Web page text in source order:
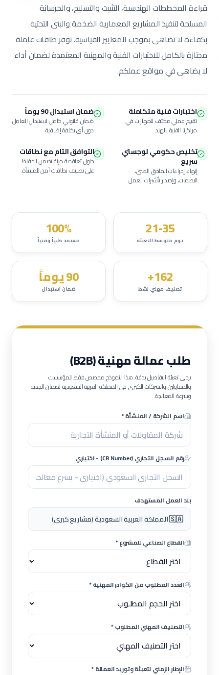
قراءة المخططات الهندسية، التثبيت والتسليح، والخرسانة
المسلحة لتنفيذ المشاريع المعمارية الضخمة والبنى التحتية
بكفاءة لا تضاهى بموجب المعايير القياسية.نوفر طاقات عاملة
مجتازة بالكامل للاختبارات الفنية والمهنية المعتمدة لضمان أداء
لا يضاهى في مواقع عملكم.
اختبارات فنية متكاملة
تقييم عملي مكثف للمهارات في
مراكزنا الفنية بالهند.
ضمان استبدال 90 يوماً
ضمان قانوني كامل لاستبدال العامل
دون أي تكلفة إضافية.
تخليص حكومي لوجستي
سريع
إنهاء إجراءات الملحق الطبي،
البصمات، وإصدار تأشيرات العمل.
التوافق التام مع نطاقات
حلول تعاقدية مرنة تضمن الحفاظ
على تصنيف نطاقات آمن للمنشأة.
21-35
يوم متوسط التعبئة
100%
معتمد طبياً وفنياً
162+
تصنيف مهني نشط
90 يوماً
ضمان استبدال
طلب عمالة مهنية (B2B)
يرجى تعبئة التفاصيل بدقة. هذا النموذج مخصص فقط للمؤسسات
والمقاولين والشركات الكبرى في المملكة العربية السعودية لضمان الجدية
وسرعة المعالجة.
اسم الشركة / المنشأة *
رقم السجل التجاري (CR Number) - اختياري
بلد العمل المستهدف
🇸🇦 المملكة العربية السعودية (مشاريع كبرى)
القطاع الصناعي للمشروع *
العدد المطلوب من الكوادر المهنية *
التصنيف المهني المطلوب *
الإطار الزمني لتعبئة وتوريد العمالة *